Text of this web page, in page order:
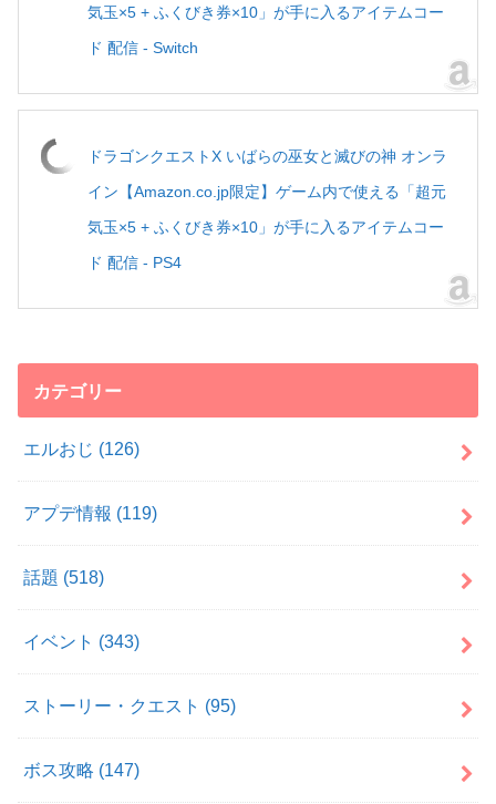
気玉×5 + ふくびき券×10」が手に入るアイテムコー
ド 配信 - Switch
ドラゴンクエストX いばらの巫女と滅びの神 オンラ
イン【Amazon.co.jp限定】ゲーム内で使える「超元
気玉×5 + ふくびき券×10」が手に入るアイテムコー
ド 配信 - PS4
カテゴリー
エルおじ (126)
アプデ情報 (119)
話題 (518)
イベント (343)
ストーリー・クエスト (95)
ボス攻略 (147)